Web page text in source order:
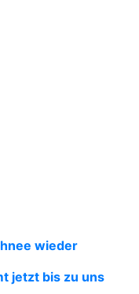
wieder
jetzt bis zu uns